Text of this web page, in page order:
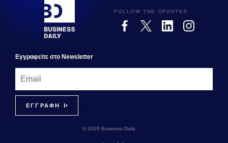
FOLLOW THE UPDATES
Εγγραφεiτε στο Newsletter
© 2026 Business Daily